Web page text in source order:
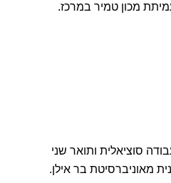
מכון טמיר במרכז.
סוציאלית ותואר שני
מאוניברסיטת בר אילן.